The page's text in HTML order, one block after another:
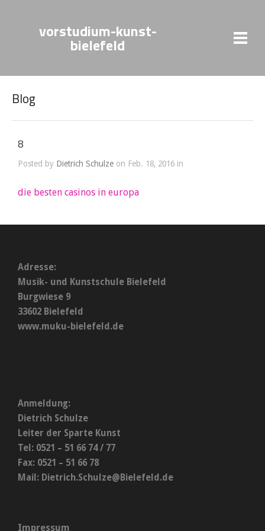
vorstudium-kunst-
bielefeld
Blog
8
Posted by Dietrich Schulze on Feb. 18, 2016 in
die besten casinos in europa
Adresse:
Musik- und Kunstschule Bielefeld
Burgwiese 9
33602 Bielefeld
www.muku-bielefeld.de
Anmeldung:
Dietrich Schulze
Leiter der Sparte Kunst
Tel: 0521 – 51 66 74 / 77
Fax: 0521 – 51 66 78
Mail: Dietrich.Schulze@Bielefeld.de
Impressum